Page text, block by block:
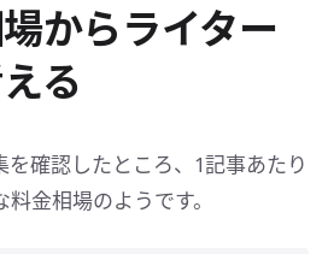
からライター
る
を確認したところ、1記事あたり
金相場のようです。